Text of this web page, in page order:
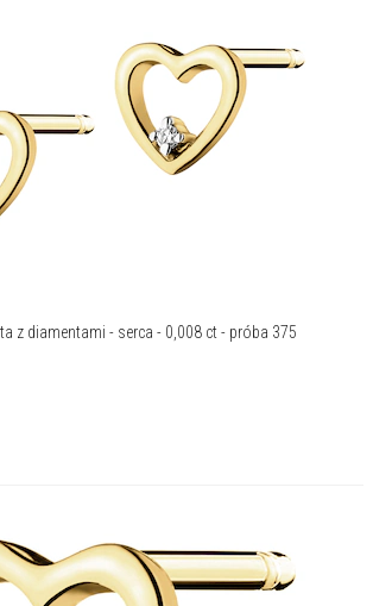
z diamentami - serca - 0,008 ct - próba 375